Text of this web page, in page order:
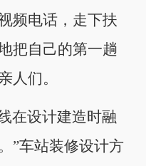
频电话，走下扶
把自己的第一趟
人们。
设计建造时融
”车站装修设计方